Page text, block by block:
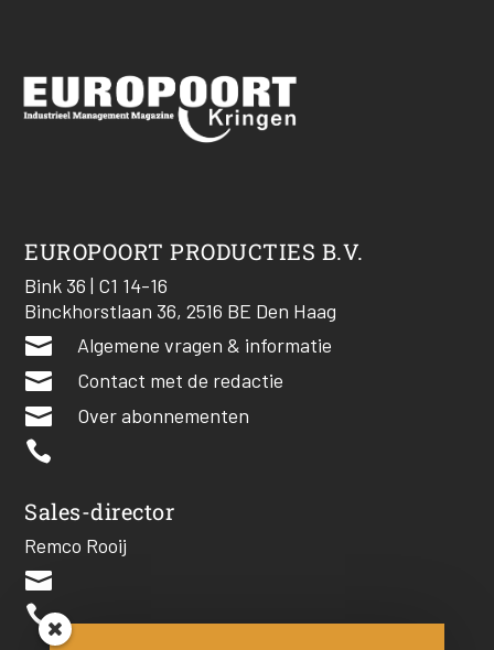
EUROPOORT PRODUCTIES B.V.
Bink 36 | C1 14-16
Binckhorstlaan 36, 2516 BE Den Haag
 Algemene vragen & informatie
 Contact met de redactie
 Over abonnementen

Sales-director
Remco Rooij

